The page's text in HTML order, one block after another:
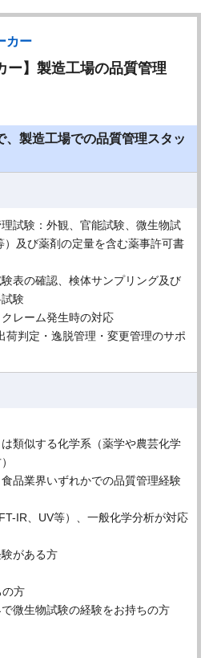
カー
ー】製造工場の品質管理
、製造工場での品質管理スタッ
試験：外観、官能試験、微生物試
及び薬剤の定量を含む薬事許可書
表の確認、検体サンプリング及び
験
レーム発生時の対応
荷判定・逸脱管理・変更管理のサポ
類似する化学系（薬学や農芸化学
品業界いずれかでの品質管理経験
IR、UV等）、一般化学分析が対応
がある方
の方
微生物試験の経験をお持ちの方